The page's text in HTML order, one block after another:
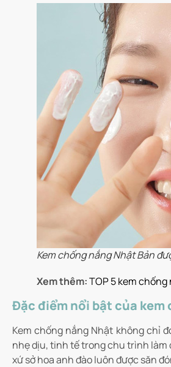
Kem chống nắng Nhật Bản
Xem thêm:TOP 5 kem
Đặc điểm nổi bật của kem
Kem chống nắng Nhật không chỉ
nhẹ dịu, tinh tế trong chu trình làm
xứ sở hoa anh đào luôn được săn